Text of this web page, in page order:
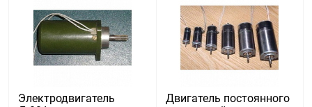
Электродвигатель
Двигатель постоянного